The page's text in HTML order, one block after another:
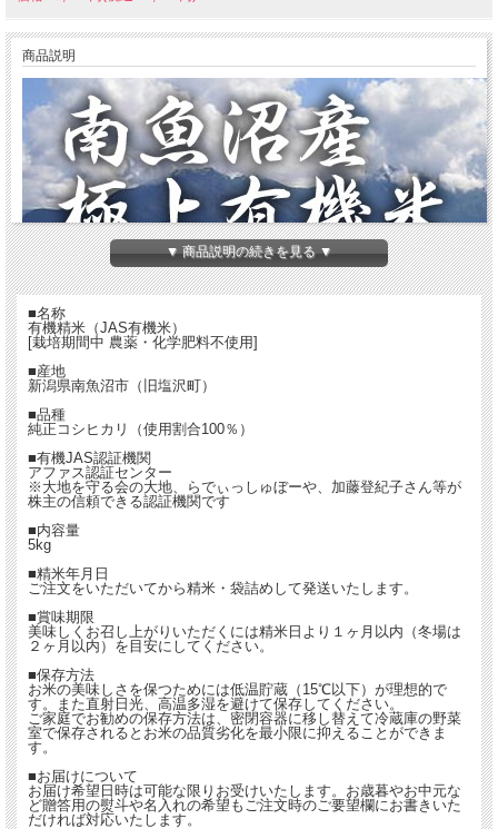
商品説明
▼ 商品説明の続きを見る ▼
■名称
有機精米（JAS有機米）
[栽培期間中 農薬・化学肥料不使用]
■産地
新潟県南魚沼市（旧塩沢町）
■品種
純正コシヒカリ（使用割合100％）
■有機JAS認証機関
アファス認証センター
※大地を守る会の大地、らでぃっしゅぼーや、加藤登紀子さん等が
株主の信頼できる認証機関です
■内容量
5kg
■精米年月日
ご注文をいただいてから精米・袋詰めして発送いたします。
■賞味期限
美味しくお召し上がりいただくには精米日より１ヶ月以内（冬場は
２ヶ月以内）を目安にしてください。
■保存方法
お米の美味しさを保つためには低温貯蔵（15℃以下）が理想的で
す。また直射日光、高温多湿を避けて保存してください。
ご家庭でお勧めの保存方法は、密閉容器に移し替えて冷蔵庫の野菜
室で保存されるとお米の品質劣化を最小限に抑えることができま
す。
■お届けについて
お届け希望日時は可能な限りお受けいたします。お歳暮やお中元な
ど贈答用の熨斗や名入れの希望もご注文時のご要望欄にお書きいた
だければ対応いたします。